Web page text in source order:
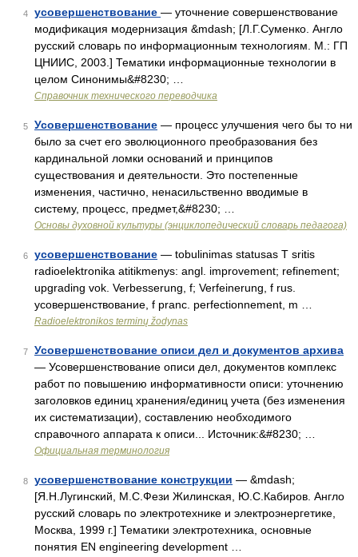
4 усовершенствование — уточнение совершенствование
модификация модернизация &mdash; [Л.Г.Суменко. Англо
русский словарь по информационным технологиям. М.: ГП
ЦНИИС, 2003.] Тематики информационные технологии в
целом Синонимы&#8230; …
Справочник технического переводчика
5 Усовершенствование — процесс улучшения чего бы то ни
было за счет его эволюционного преобразования без
кардинальной ломки оснований и принципов
существования и деятельности. Это постепенные
изменения, частично, ненасильственно вводимые в
систему, процесс, предмет,&#8230; …
Основы духовной культуры (энциклопедический словарь педагога)
6 усовершенствование — tobulinimas statusas T sritis
radioelektronika atitikmenys: angl. improvement; refinement;
upgrading vok. Verbesserung, f; Verfeinerung, f rus.
усовершенствование, f pranc. perfectionnement, m …
Radioelektronikos terminų žodynas
7
Усовершенствование описи дел и документов архива
— Усовершенствование описи дел, документов комплекс
работ по повышению информативности описи: уточнению
заголовков единиц хранения/единиц учета (без изменения
их систематизации), составлению необходимого
справочного аппарата к описи... Источник:&#8230; …
Официальная терминология
8 усовершенствование конструкции — &mdash;
[Я.Н.Лугинский, М.С.Фези Жилинская, Ю.С.Кабиров. Англо
русский словарь по электротехнике и электроэнергетике,
Москва, 1999 г.] Тематики электротехника, основные
понятия EN engineering development …